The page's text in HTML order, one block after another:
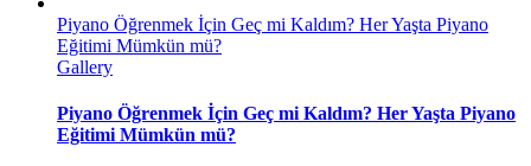
Piyano Öğrenmek İçin Geç mi Kaldım? Her Yaşta Piyano
Eğitimi Mümkün mü?
Gallery
Piyano Öğrenmek İçin Geç mi Kaldım? Her Yaşta Piyano
Eğitimi Mümkün mü?